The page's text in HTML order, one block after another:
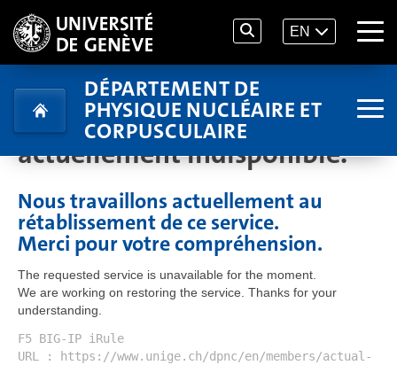
EN
Le service demandé est
actuellement indisponible.
Nous travaillons actuellement au
rétablissement de ce service.
Merci pour votre compréhension.
The requested service is unavailable for the moment.
We are working on restoring the service. Thanks for your
understanding.
F5 BIG-IP iRule
URL : https://www.unige.ch/dpnc/en/members/actual-
DÉPARTEMENT DE
PHYSIQUE NUCLÉAIRE ET
CORPUSCULAIRE